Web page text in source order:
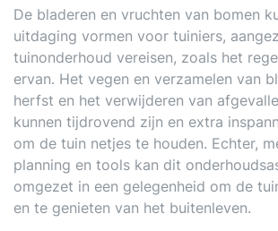
De bladeren en vruchten van bomen
uitdaging vormen voor tuiniers,
tuinonderhoud vereisen, zoals het
ervan. Het vegen en verzamelen van
herfst en het verwijderen van
kunnen tijdrovend zijn en extra
om de tuin netjes te houden. Echter,
planning en tools kan dit
omgezet in een gelegenheid om de
en te genieten van het buitenleven.